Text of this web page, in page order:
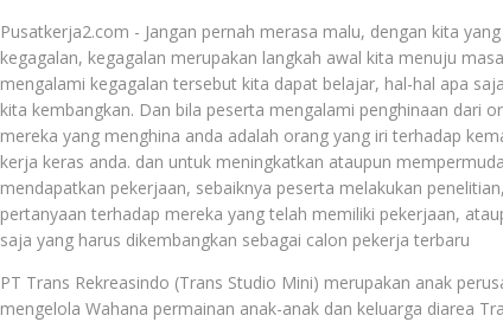
Pusatkerja2.com - Jangan pernah merasa malu, dengan kita
kegagalan, kegagalan merupakan langkah awal kita menuju
mengalami kegagalan tersebut kita dapat belajar, hal-hal apa
kita kembangkan. Dan bila peserta mengalami penghinaan dari
mereka yang menghina anda adalah orang yang iri terhadap
kerja keras anda. dan untuk meningkatkan ataupun
mendapatkan pekerjaan, sebaiknya peserta melakukan
pertanyaan terhadap mereka yang telah memiliki pekerjaan,
saja yang harus dikembangkan sebagai calon pekerja terbaru
PT Trans Rekreasindo (Trans Studio Mini) merupakan anak
mengelola Wahana permainan anak-anak dan keluarga diarea